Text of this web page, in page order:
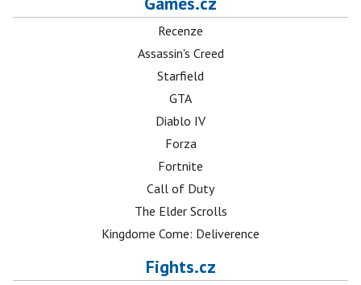
Recenze
Assassin's Creed
Starfield
GTA
Diablo IV
Forza
Fortnite
Call of Duty
The Elder Scrolls
Kingdome Come: Deliverence
Fights.cz